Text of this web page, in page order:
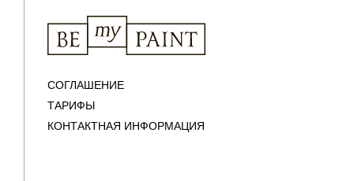
СОГЛАШЕНИЕ
ТАРИФЫ
КОНТАКТНАЯ ИНФОРМАЦИЯ